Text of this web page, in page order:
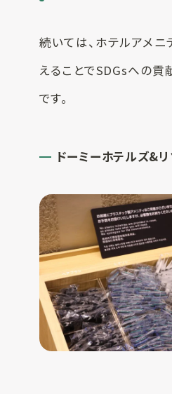
続いては、ホテルアメ
えることでSDGsへの
です。
ドーミーホテルズ&